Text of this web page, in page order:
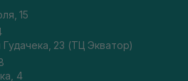
15
Гудачека, 23 (ТЦ Экватор)
4